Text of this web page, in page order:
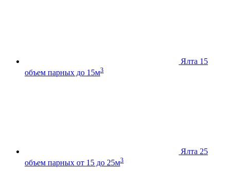
Ялта 15
объем парных до 15м3
Ялта 25
объем парных от 15 до 25м3